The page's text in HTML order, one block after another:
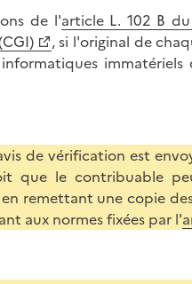
de l'article L. 102 B
, si l'original de
de vérification est
que le contribuable
remettant une copie
aux normes fixées par l'